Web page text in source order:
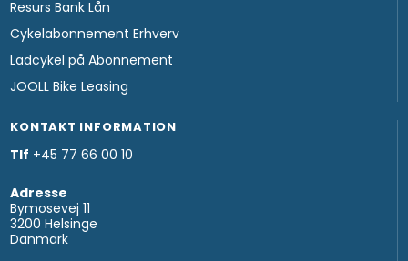
Resurs Bank Lån
Cykelabonnement Erhverv
Ladcykel på Abonnement
JOOLL Bike Leasing
KONTAKT INFORMATION
Tlf +45 77 66 00 10
Adresse
Bymosevej 11
3200 Helsinge
Danmark